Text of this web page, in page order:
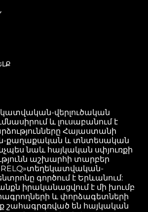
վերլուծական
և լուսաբանում է
Հայաստանի
քաղաքական և տնտեսական
նաև հայկական սփյուռքի
աշխարհի տարբեր
գործում է Երևանում:
իրականացվում է մի խումբ
և փորձագետների
շահագրգռված են հայկական